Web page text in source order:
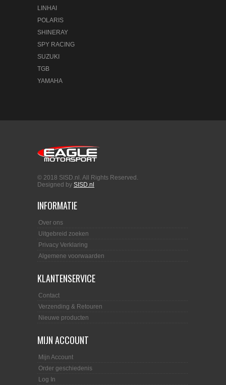
LINHAI
POLARIS
SHINERAY
SPY RACING
SUZUKI
TGB
YAMAHA
© 2018 SISD.nl. All Rights Reserved.
Designed by SISD.nl
INFORMATIE
Over ons
Uitgebreid zoeken
Privacy Verklaring
Algemene voorwaarden
KLANTENSERVICE
Contact
Verzending & Retouren
Nieuwe producten
MIJN ACCOUNT
Mijn Account
Order geschiedenis
Log In